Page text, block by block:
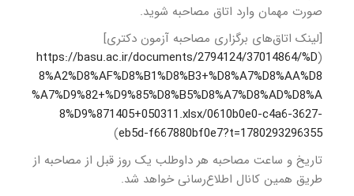
صورت مهمان وارد اتاق مصاحبه شوید.
[لینک اتاق‌های برگزاری مصاحبه آزمون دکتری]
(
https://basu.ac.ir/documents/2794124/37014864/%D
8%A2%D8%AF%D8%B1%D8%B3+%D8%A7%D8%AA%D8
%A7%D9%82+%D9%85%D8%B5%D8%A7%D8%AD%D8%A
8%D9%871405+050311.xlsx/0610b0e0-c4a6-3627-
eb5d-f667880bf0e7?t=1780293296355
)
تاریخ و ساعت مصاحبه هر داوطلب یک روز قبل از مصاحبه از
طریق همین کانال اطلاع‌رسانی خواهد شد.